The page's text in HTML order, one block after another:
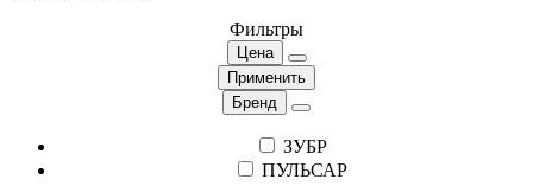
Фильтры
Цена
Применить
Бренд
ЗУБР
ПУЛЬСАР